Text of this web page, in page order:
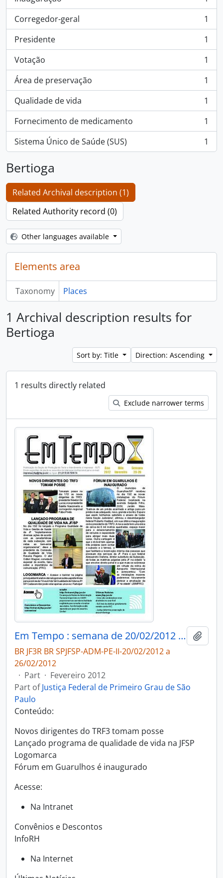
, 1 results
Corregedor-geral
, 1 results
1
Presidente
, 1 results
1
Votação
, 1 results
1
Área de preservação
, 1 results
1
Qualidade de vida
, 1 results
1
Fornecimento de medicamento
, 1 results
1
Sistema Único de Saúde (SUS)
, 1 results 1
Bertioga
Related Archival description (1)
Related Authority record (0)
Other languages available
Elements area
Taxonomy Places
1 Archival description results for
Bertioga
Sort by: Title Direction: Ascending
1 results directly related
Exclude narrower terms
Em Tempo : semana de 20/02/2012 a 26/02/2012
BR JF3R BR SPJFSP-ADM-PE-II-20/02/2012 a
26/02/2012
· Part · Fevereiro 2012
Part ofJustiça Federal de Primeiro Grau de São
Paulo
Conteúdo:
Novos dirigentes do TRF3 tomam posse
Lançado programa de qualidade de vida na JFSP
Logomarca
Fórum em Guarulhos é inaugurado
Acesse:
Na Intranet
Convênios e Descontos
InfoRH
Na Internet